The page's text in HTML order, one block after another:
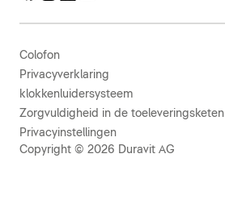
Colofon
Privacyverklaring
klokkenluidersysteem
Zorgvuldigheid in de toeleveringsketen
Privacyinstellingen
Copyright © 2026 Duravit AG